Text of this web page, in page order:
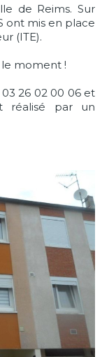
de Reims. Sur
ont mis en place
(ITE).
le moment !
26 02 00 06 et
réalisé par un